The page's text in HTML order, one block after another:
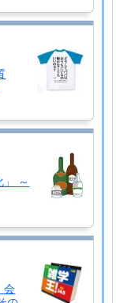
」 ～
会